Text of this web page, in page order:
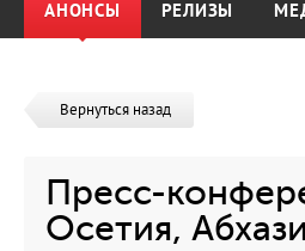
АНОНСЫ РЕЛИЗЫ
Вернуться назад
Пресс-
Осетия,